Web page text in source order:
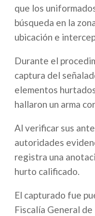
que los
búsqueda en la
ubicación e
Durante el
captura del
elementos
hallaron un arma
Al verificar sus
autoridades
registra una
hurto calificado.
El capturado fue
Fiscalía General